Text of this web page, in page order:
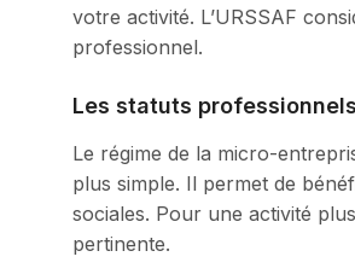
votre activité. L’URSSAF
professionnel.
Les statuts
Le régime de la micro-
plus simple. Il permet de
sociales. Pour une activité
pertinente.